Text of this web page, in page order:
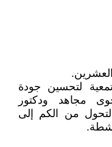
لتحسين جودة
مجاهد ودكتور
من الكم إلى